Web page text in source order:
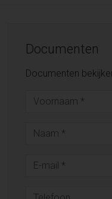
Documenten
Documenten